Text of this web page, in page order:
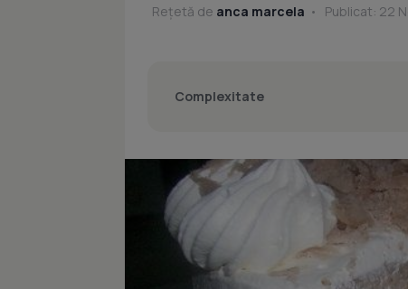
Rețetă de anca marcela Publicat: 22
Complexitate